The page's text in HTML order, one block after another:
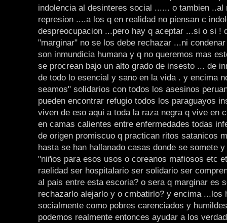
indolencia al desinteres social ...... o tambien ..al
represion ....a los q en realidad no piensan c
despreocupacion ...pero hay q aceptar ...si o si !
"marginar" no se los debe rechazar ...ni
son inmundicia humana y q no queremos mas
se procrean bajo un alto grado de insesto ... de
de todo lo esencial y sano en la vida . y encima
seamos" solidarios con todos los asesinos
pueden encontrar refugio todos los paraguayos
viven de eso aqui a toda la raza negra q vive en
en camas calientes entre enfermedades todas
de origen promiscuo q practican ritos satanicos
hasta se han hallanado casas donde se somete
"niños para esos usos o coreanos mafiosos etc
raelidad ser hospitalario ser solidario ser
al pais entre esta escoria? o sera q marginar es
rechazarlo alejarlo y o cmbatirlo? y encima ...los
socialmente como pobres carenciados y
podemos realmente entonces ayudar a los